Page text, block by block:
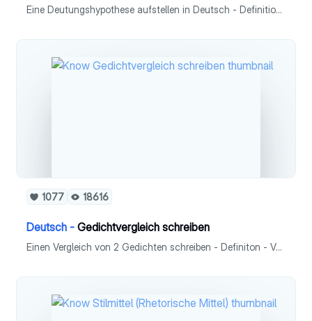
Eine Deutungshypothese aufstellen in Deutsch - Definition - Überblick - Kriterien - Formulierungshilfen
1077 18616
Deutsch - Gedichtvergleich schreiben
Einen Vergleich von 2 Gedichten schreiben - Definiton - Vorbereitung - Äußere Form von Gedichten (Reimschema, Metrum) - 3 Möglichkeiten des Aufbaus - Jeder einzelne Schritt: Einstieg, Inhalt, Analyse, Interpretation, Vergleich und Schluss - Checkliste